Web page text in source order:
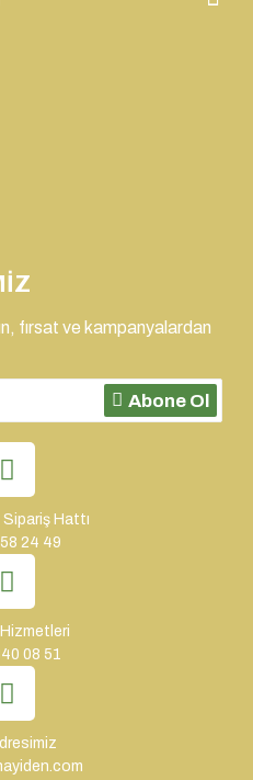
fırsat ve kampanyalardan
Abone Ol
Hattı
24 49
08 51